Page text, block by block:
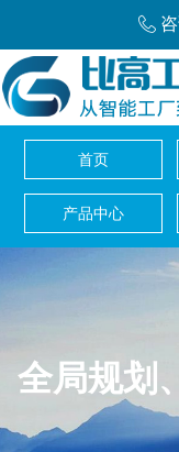
首页
产品中心
全局规划